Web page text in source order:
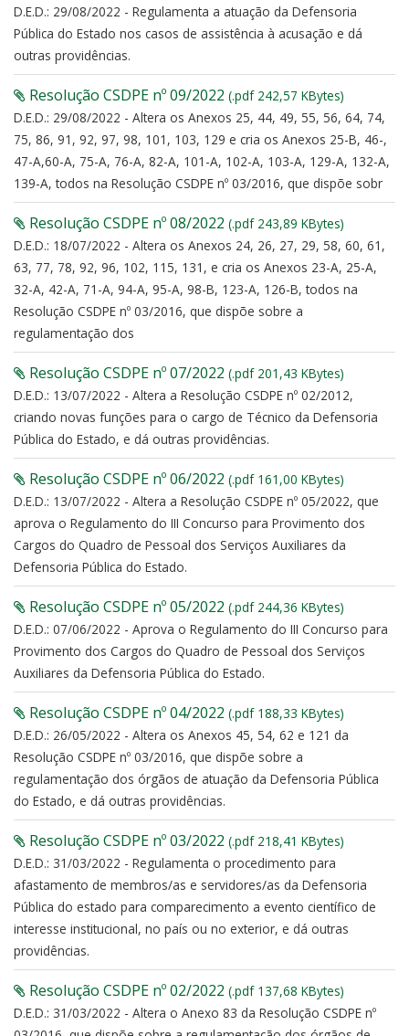
D.E.D.: 29/08/2022 - Regulamenta a atuação da Defensoria
Pública do Estado nos casos de assistência à acusação e dá
outras providências.
Resolução CSDPE nº 09/2022 (.pdf 242,57 KBytes)
D.E.D.: 29/08/2022 - Altera os Anexos 25, 44, 49, 55, 56, 64, 74,
75, 86, 91, 92, 97, 98, 101, 103, 129 e cria os Anexos 25-B, 46-,
47-A,60-A, 75-A, 76-A, 82-A, 101-A, 102-A, 103-A, 129-A, 132-A,
139-A, todos na Resolução CSDPE nº 03/2016, que dispõe sobr
Resolução CSDPE nº 08/2022 (.pdf 243,89 KBytes)
D.E.D.: 18/07/2022 - Altera os Anexos 24, 26, 27, 29, 58, 60, 61,
63, 77, 78, 92, 96, 102, 115, 131, e cria os Anexos 23-A, 25-A,
32-A, 42-A, 71-A, 94-A, 95-A, 98-B, 123-A, 126-B, todos na
Resolução CSDPE nº 03/2016, que dispõe sobre a
regulamentação dos
Resolução CSDPE nº 07/2022 (.pdf 201,43 KBytes)
D.E.D.: 13/07/2022 - Altera a Resolução CSDPE nº 02/2012,
criando novas funções para o cargo de Técnico da Defensoria
Pública do Estado, e dá outras providências.
Resolução CSDPE nº 06/2022 (.pdf 161,00 KBytes)
D.E.D.: 13/07/2022 - Altera a Resolução CSDPE nº 05/2022, que
aprova o Regulamento do III Concurso para Provimento dos
Cargos do Quadro de Pessoal dos Serviços Auxiliares da
Defensoria Pública do Estado.
Resolução CSDPE nº 05/2022 (.pdf 244,36 KBytes)
D.E.D.: 07/06/2022 - Aprova o Regulamento do III Concurso para
Provimento dos Cargos do Quadro de Pessoal dos Serviços
Auxiliares da Defensoria Pública do Estado.
Resolução CSDPE nº 04/2022 (.pdf 188,33 KBytes)
D.E.D.: 26/05/2022 - Altera os Anexos 45, 54, 62 e 121 da
Resolução CSDPE nº 03/2016, que dispõe sobre a
regulamentação dos órgãos de atuação da Defensoria Pública
do Estado, e dá outras providências.
Resolução CSDPE nº 03/2022 (.pdf 218,41 KBytes)
D.E.D.: 31/03/2022 - Regulamenta o procedimento para
afastamento de membros/as e servidores/as da Defensoria
Pública do estado para comparecimento a evento científico de
interesse institucional, no país ou no exterior, e dá outras
providências.
Resolução CSDPE nº 02/2022 (.pdf 137,68 KBytes)
D.E.D.: 31/03/2022 - Altera o Anexo 83 da Resolução CSDPE nº